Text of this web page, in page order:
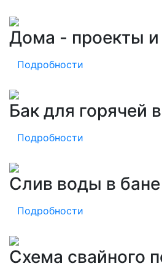
Дома - проекты
Подробности
Бак для горячей
Подробности
Слив воды в бане
Подробности
Схема свайного